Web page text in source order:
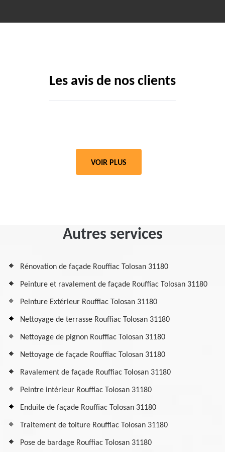
Les avis de nos clients
VOIR PLUS
Autres services
Rénovation de façade Rouffiac Tolosan 31180
Peinture et ravalement de façade Rouffiac Tolosan 31180
Peinture Extérieur Rouffiac Tolosan 31180
Nettoyage de terrasse Rouffiac Tolosan 31180
Nettoyage de pignon Rouffiac Tolosan 31180
Nettoyage de façade Rouffiac Tolosan 31180
Ravalement de façade Rouffiac Tolosan 31180
Peintre intérieur Rouffiac Tolosan 31180
Enduite de façade Rouffiac Tolosan 31180
Traitement de toiture Rouffiac Tolosan 31180
Pose de bardage Rouffiac Tolosan 31180